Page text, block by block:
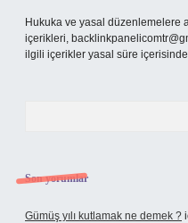
Hukuka ve yasal düzenlemelere
içerikleri,
ilgili içerikler yasal süre içerisinde
Son yorumlar
Gümüş yılı kutlamak ne demek ?